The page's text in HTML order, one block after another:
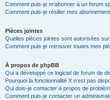
Comment puis-je m’abonner à un forum
Comment puis-je résilier mes
Pièces jointes
Quelles pièces jointes sont autorisées
Comment puis-je retrouver toutes mes
À propos de phpBB
Qui a développé ce logiciel de forum de
Pourquoi la fonctionnalité X n’est pas
Qui dois-je contacter à propos de
Comment puis-je contacter un